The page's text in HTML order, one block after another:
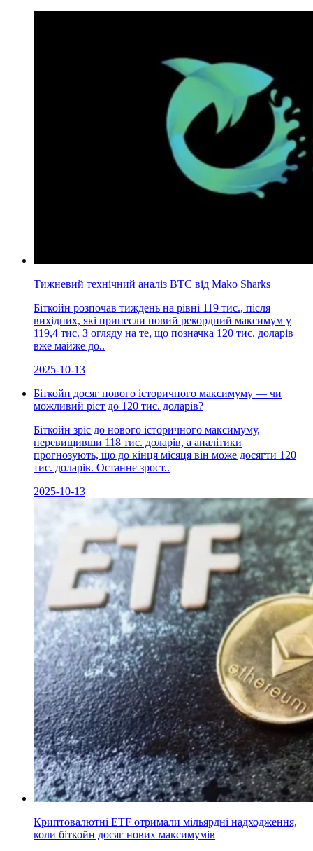
Тижневий технічний аналіз BTC від Mako Sharks
Біткойн розпочав тиждень на рівні 119 тис., після
вихідних, які принесли новий рекордний максимум у
119,4 тис. З огляду на те, що позначка 120 тис. доларів
вже майже до..
2025-10-13
Біткойн досяг нового історичного максимуму — чи
можливий ріст до 120 тис. доларів?
Біткойн зріс до нового історичного максимуму,
перевищивши 118 тис. доларів, а аналітики
прогнозують, що до кінця місяця він може досягти 120
тис. доларів. Останнє зрост..
2025-10-13
Криптовалютні ETF отримали мільярдні надходження,
коли біткойн досяг нових максимумів